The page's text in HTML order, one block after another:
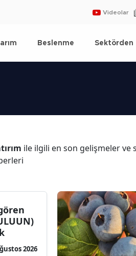
Videolar
Beslenme Sektörden
ile ilgili en son gelişmeler ve
2026